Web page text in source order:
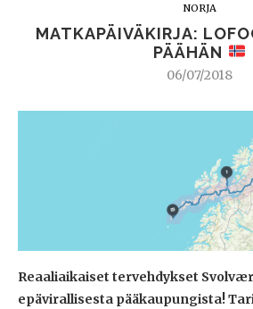
NORJA
MATKAPÄIVÄKIRJA:
PÄÄHÄN
06/07/2018
Reaaliaikaiset tervehdykset
epävirallisesta pääkaupungista!